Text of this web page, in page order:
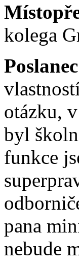
kolega
otázku,
byl
funkce
pana
nebude